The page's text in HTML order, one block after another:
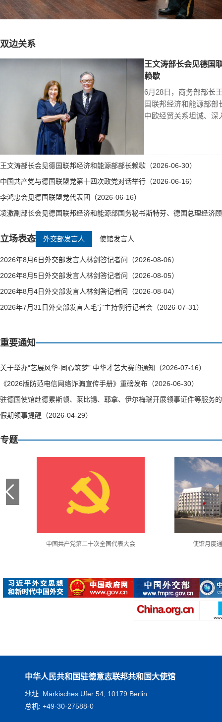
双边关系
王文涛部长会见德国
赖歇
6月28日，商务部部长
国联邦经济和能源部
中欧经贸关系坦诚、深
王文涛部长会见德国联邦经济和能源部部长赖歇（2026-06-30）
中国共产党与德国联盟党第十四次政党对话举行（2026-06-16）
李鸿忠会见德国联盟党代表团（2026-06-16）
凌激副部长会见德国联邦经济和能源部国务秘书斯特芬、德国总理经济
立场表态 外交部发言人 使馆发言人
2026年8月6日外交部发言人林剑答记者问（2026-08-06）
2026年8月5日外交部发言人林剑答记者问（2026-08-05）
2026年8月4日外交部发言人林剑答记者问（2026-08-04）
2026年7月31日外交部发言人毛宁主持例行记者会（2026-07-31）
重要通知
关于举办“艺展风华·同心筑梦” 中华才艺大赛的通知（2026-07-16）
《2026版防范电信网络诈骗宣传手册》重磅发布（2026-06-30）
驻德国使馆赴德累斯顿、莱比锡、耶拿、伊尔梅瑙开展领事证件等服务
假期领事提醒（2026-04-29）
专题
中国共产党第二十次全国代表大会 使馆月度
中华人民共和国驻德意志联邦共和国大使馆
地址: Märkisches Ufer 54, 10179 Berlin
总机: +49-30-27588-0